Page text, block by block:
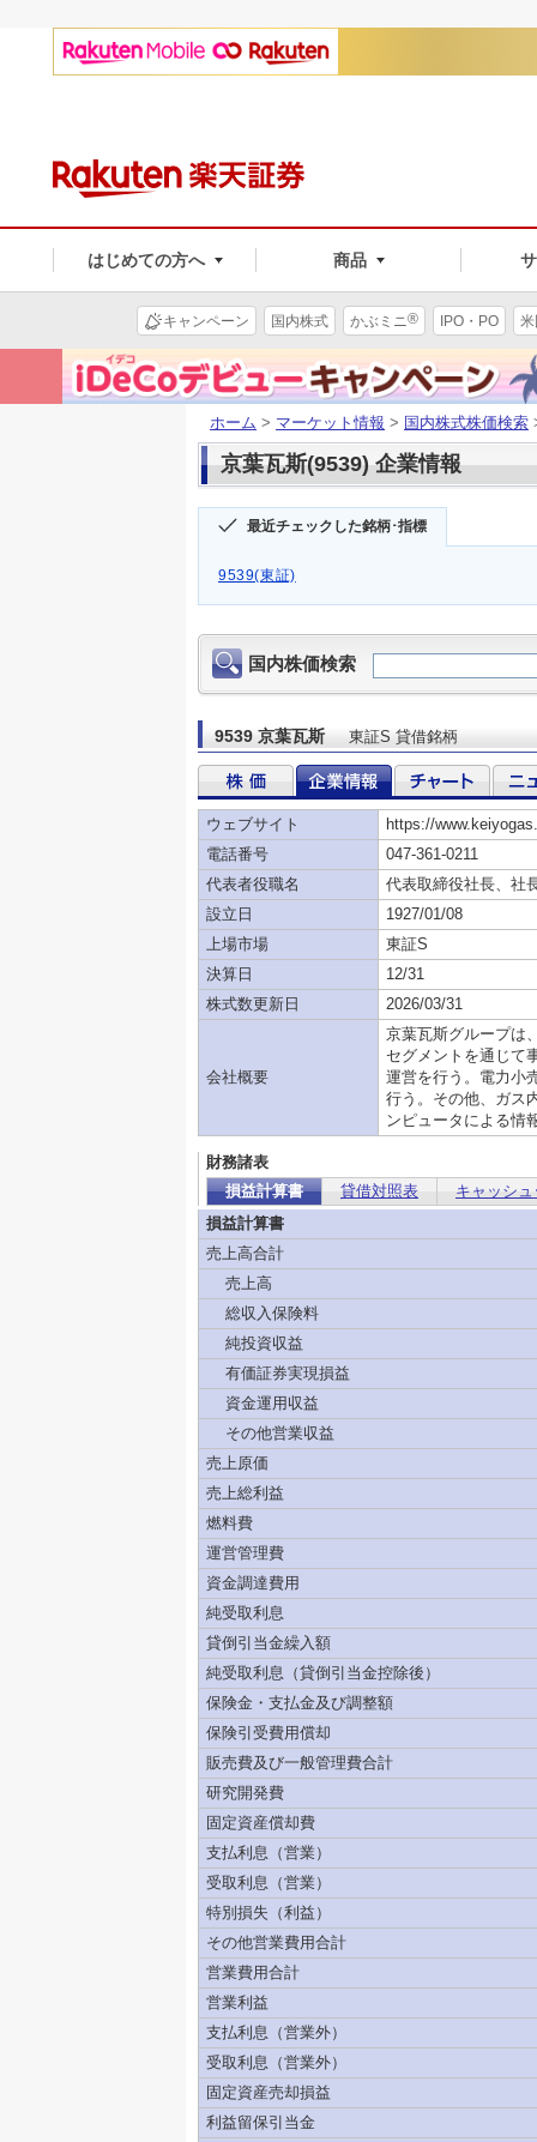
はじめての方へ 商品
キャンペーン 国内株式 かぶミニ® IPO・PO
ホーム > マーケット情報 > 国内株式株価検索
京葉瓦斯(9539) 企業情報
最近チェックした銘柄･指標
9539(東証)